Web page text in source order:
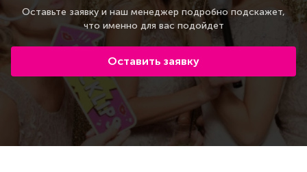
Оставьте заявку и наш менеджер подробно подскажет,
что именно для вас подойдет
Оставить заявку